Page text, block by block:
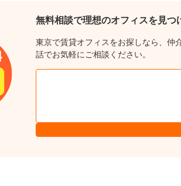
無料相談で理想のオフィスを見つ
東京で賃貸オフィスをお探しなら、仲
話でお気軽にご相談ください。